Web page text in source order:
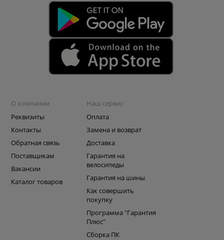
О компании
Реквизиты
Контакты
Обратная связь
Поставщикам
Вакансии
Каталог товаров
Наш сервис
Оплата
Замена и возврат
Доставка
Гарантия на
велосипеды
Гарантия на шины
Как совершить
покупку
Программа "Гарантия
Плюс"
Сборка ПК